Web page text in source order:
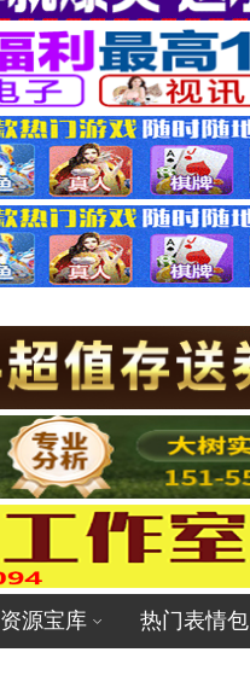
资源宝库 热门表情包